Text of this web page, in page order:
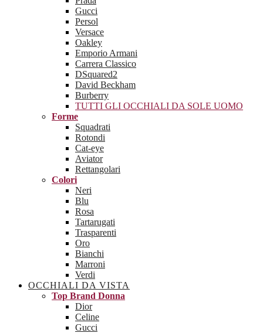
Gucci
Persol
Versace
Oakley
Emporio Armani
Carrera Classico
DSquared2
David Beckham
Burberry
TUTTI GLI OCCHIALI DA SOLE UOMO
Forme
Squadrati
Rotondi
Cat-eye
Aviator
Rettangolari
Colori
Neri
Blu
Rosa
Tartarugati
Trasparenti
Oro
Bianchi
Marroni
Verdi
OCCHIALI DA VISTA
Top Brand Donna
Dior
Celine
Gucci